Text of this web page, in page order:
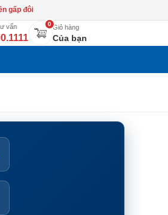
gấp đôi
vấn 0Giỏ hàng
Của bạn